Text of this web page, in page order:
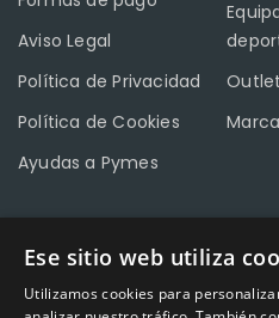
Aviso Legal
Política de Privacidad
Política de Cookies
Ayudas a Pymes
Outlet
CONTACTO
Calle Méndez Núñez nº3 –
Ese sitio web utiliza
Utilizamos cookies para